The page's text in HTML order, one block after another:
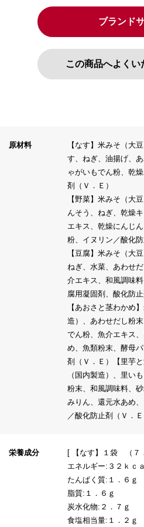
ブランド
この商品へよくい
原材料
【なす】米みそ（大
す、ねぎ、油揚げ、
ゃがいもでん粉、乾
剤（Ｖ．Ｅ）
【野菜】米みそ（大
んそう、ねぎ、乾燥
エキス、乾燥にんじ
粉、イヌリン／酸化防
【豆腐】米みそ（大
ねぎ、水菜、あわせ
介エキス、和風調味
腐用凝固剤、酸化防止
【あおさと茎わかめ
造）、あわせだし粉
でん粉、魚介エキス
め、魚類粉末、酵母
剤（Ｖ．Ｅ）【里芋
（国内製造）、里い
粉末、和風調味料、
みりん、還元水あめ
／酸化防止剤（Ｖ．Ｅ
栄養成分
[ 【なす】１袋 （７
エネルギー:３２ｋｃａ
たんぱく質:１．６ｇ
脂質:１．６ｇ
炭水化物:２．７ｇ
食塩相当量:１．２ｇ